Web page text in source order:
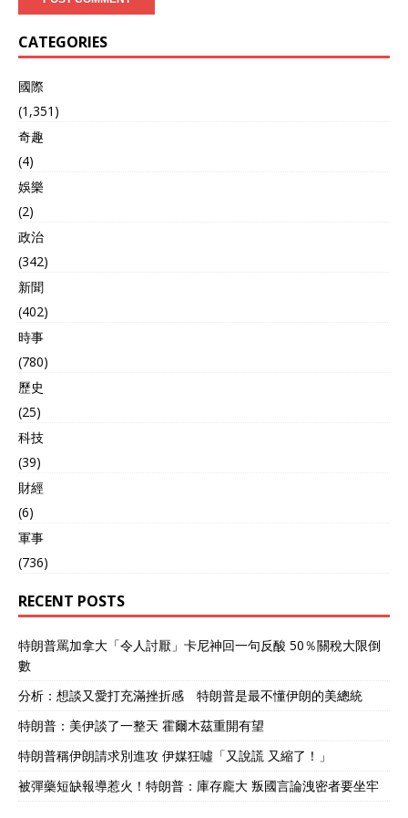
CATEGORIES
國際
(1,351)
奇趣
(4)
娛樂
(2)
政治
(342)
新聞
(402)
時事
(780)
歷史
(25)
科技
(39)
財經
(6)
軍事
(736)
RECENT POSTS
特朗普罵加拿大「令人討厭」卡尼神回一句反酸 50％關稅大限倒
數
分析：想談又愛打充滿挫折感 特朗普是最不懂伊朗的美總統
特朗普：美伊談了一整天 霍爾木茲重開有望
特朗普稱伊朗請求別進攻 伊媒狂噓「又說謊 又縮了！」
被彈藥短缺報導惹火！特朗普：庫存龐大 叛國言論洩密者要坐牢